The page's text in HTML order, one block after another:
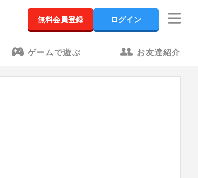
無料会員登録 ログイン
ゲームで遊ぶ お友達紹介